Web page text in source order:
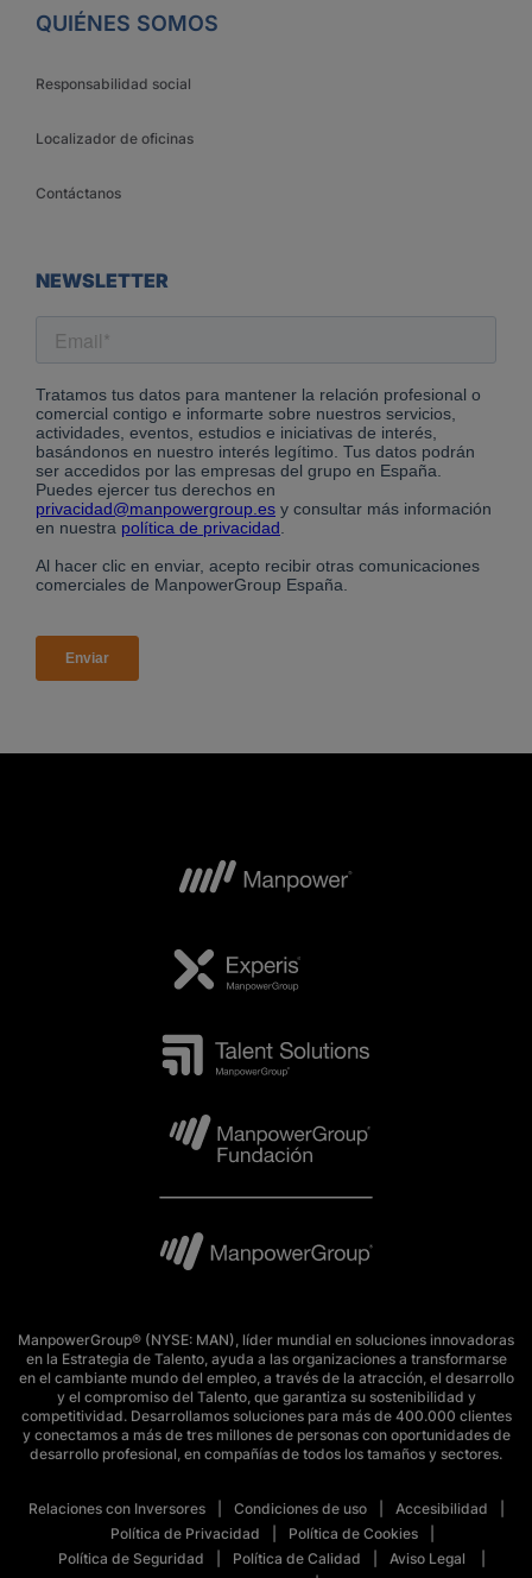
QUIÉNES SOMOS
Responsabilidad social
Localizador de oficinas
Contáctanos
NEWSLETTER
ManpowerGroup® (NYSE: MAN), líder mundial en soluciones innovadoras
en la Estrategia de Talento, ayuda a las organizaciones a transformarse
en el cambiante mundo del empleo, a través de la atracción, el desarrollo
y el compromiso del Talento, que garantiza su sostenibilidad y
competitividad. Desarrollamos soluciones para más de 400.000 clientes
y conectamos a más de tres millones de personas con oportunidades de
desarrollo profesional, en compañías de todos los tamaños y sectores.
Relaciones con Inversores Condiciones de uso
Accesibilidad
Política de Privacidad
Política de Cookies
Política de Seguridad
Política de Calidad
Aviso Legal